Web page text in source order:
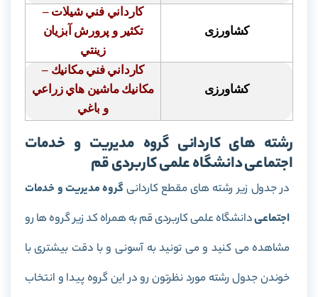
کشاورزی
كارداني فني شيلات –
تكثير و پرورش آبزيان
زينتي
کشاورزی
كارداني فني مكانيك –
مكانيك ماشين هاي زراعي
و باغي
رشته های کاردانی گروه مدیریت و خدمات
اجتماعی دانشگاه علمی کاربردی قم
در جدول زیر رشته های مقطع کاردانیگروه مدیریت و خدمات
اجتماعیدانشگاه علمی کاربردی قم به همراه کد زیر گروه ها رو
مشاهده می کنید و می تونید به آسونی و با دقت بیشتری با
خوندن جدول رشته مورد نظرتون رو در این گروه پیدا و انتخاب